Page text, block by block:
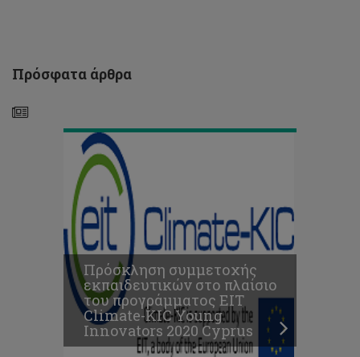
Πρόσφατα άρθρα
Innovators
2020
Πρόσκληση συμμετοχής
εκπαιδευτικών στο πλαίσιο
του προγράμματος EIT
Climate-KIC Young
Innovators 2020 Cyprus
Ευρωπαϊκή
έρευνα
στο
Διαδίκτυο
για
τα
ναρκωτικά
(EWSD):
COVID-
19